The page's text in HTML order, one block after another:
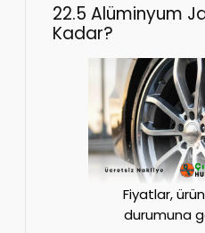
22.5 Alüminyum
Kadar?
Fiyatlar,
durumuna